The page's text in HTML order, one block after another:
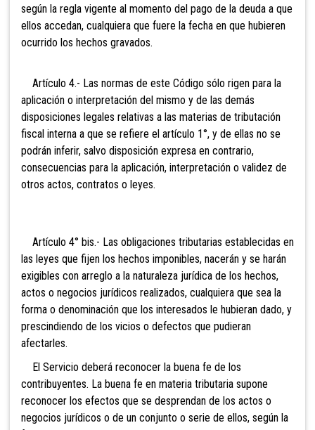
según la regla vigente al momento del pago de la deuda a que
ellos accedan, cualquiera que fuere la fecha en que hubieren
ocurrido los hechos gravados.
Artículo 4.- Las normas de este Código sólo rigen para la
aplicación o interpretación del mismo y de las demás
disposiciones legales relativas a las materias de tributación
fiscal interna a que se refiere el artículo 1°, y de ellas no se
podrán inferir, salvo disposición expresa en contrario,
consecuencias para la aplicación, interpretación o validez de
otros actos, contratos o leyes.
Artículo 4° bis.- Las obligaciones tributarias establecidas en
las leyes que fijen los hechos imponibles, nacerán y se harán
exigibles con arreglo a la naturaleza jurídica de los hechos,
actos o negocios jurídicos realizados, cualquiera que sea la
forma o denominación que los interesados le hubieran dado, y
prescindiendo de los vicios o defectos que pudieran
afectarles.
El Servicio deberá reconocer la buena fe de los
contribuyentes. La buena fe en materia tributaria supone
reconocer los efectos que se desprendan de los actos o
negocios jurídicos o de un conjunto o serie de ellos, según la